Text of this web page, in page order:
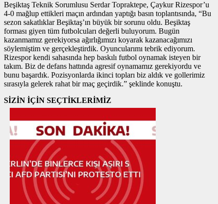
Beşiktaş Teknik Sorumlusu Serdar Topraktepe, Çaykur Rizespor’u
4-0 mağlup ettikleri maçın ardından yaptığı basın toplantısında, “Bu
sezon sakatlıklar Beşiktaş’ın büyük bir sorunu oldu. Beşiktaş
forması giyen tüm futbolcuları değerli buluyorum. Bugün
kazanmamız gerekiyorsa ağırlığımızı koyarak kazanacağımızı
söylemiştim ve gerçekleştirdik. Oyuncularımı tebrik ediyorum.
Rizespor kendi sahasında hep baskılı futbol oynamak isteyen bir
takım. Biz de defans hattında agresif oynamamız gerekiyordu ve
bunu başardık. Pozisyonlarda ikinci topları biz aldık ve gollerimiz
sırasıyla gelerek rahat bir maç geçirdik.” şeklinde konuştu.
SİZİN İÇİN SEÇTİKLERİMİZ